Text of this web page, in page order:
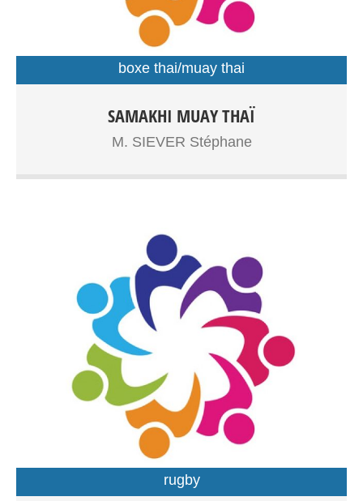
Boxe Thaïlandaise à partir de 7ans, adolescents, adultes
Entrainements: Gymnase Dupouy
boxe thai/muay thai
SAMAKHI MUAY THAÏ
M. SIEVER Stéphane
rugby